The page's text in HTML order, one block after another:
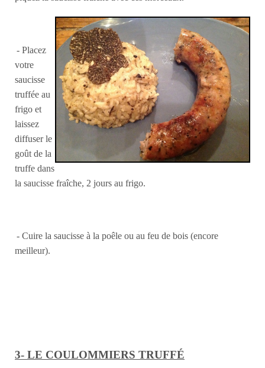
- Placez
votre
saucisse
truffée au
frigo et
laissez
diffuser le
goût de la
truffe dans
la saucisse fraîche, 2 jours au frigo.
- Cuire la saucisse à la poêle ou au feu de bois (encore
meilleur).
3- LE COULOMMIERS TRUFFÉ